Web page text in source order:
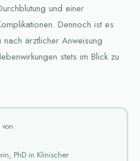
und einer
Dennoch ist es
ärztlicher Anweisung
stets im Blick zu
PhD in Klinischer